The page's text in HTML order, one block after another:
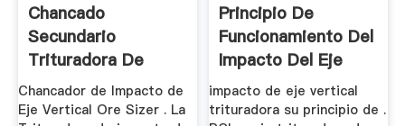
Chancado
Secundario
Trituradora De
Impacto De Eje
Vertical ...
Chancador de Impacto de
Eje Vertical Ore Sizer . La
Principio De
Funcionamiento Del
Impacto Del Eje
Vertical
impacto de eje vertical
trituradora su principio de .